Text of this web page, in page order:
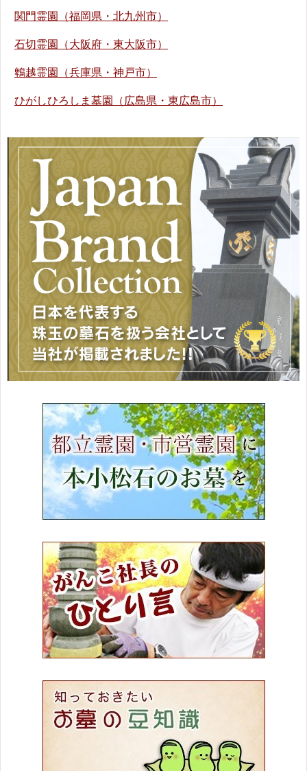
関門霊園（福岡県・北九州市）
石切霊園（大阪府・東大阪市）
鵯越霊園（兵庫県・神戸市）
ひがしひろしま墓園（広島県・東広島市）